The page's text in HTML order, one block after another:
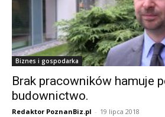
Biznes i gospodarka
Brak pracowników hamuje
budownictwo.
Redaktor PoznanBiz.pl - 19 lipca 2018